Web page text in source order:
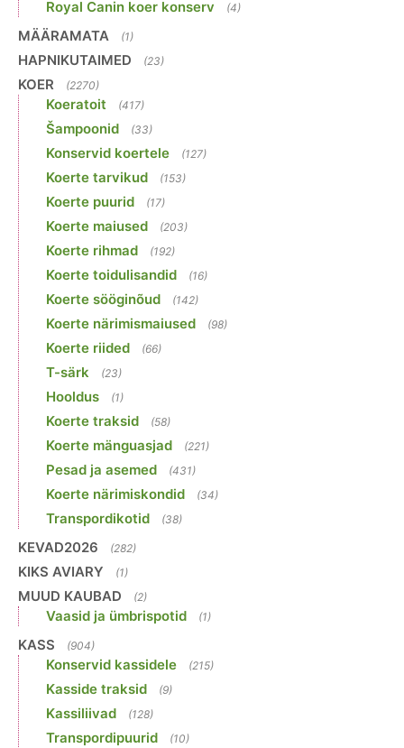
Royal Canin koer konserv (4)
MÄÄRAMATA (1)
HAPNIKUTAIMED (23)
KOER (2270)
Koeratoit (417)
Šampoonid (33)
Konservid koertele (127)
Koerte tarvikud (153)
Koerte puurid (17)
Koerte maiused (203)
Koerte rihmad (192)
Koerte toidulisandid (16)
Koerte sööginõud (142)
Koerte närimismaiused (98)
Koerte riided (66)
T-särk (23)
Hooldus (1)
Koerte traksid (58)
Koerte mänguasjad (221)
Pesad ja asemed (431)
Koerte närimiskondid (34)
Transpordikotid (38)
KEVAD2026 (282)
KIKS AVIARY (1)
MUUD KAUBAD (2)
Vaasid ja ümbrispotid (1)
KASS (904)
Konservid kassidele (215)
Kasside traksid (9)
Kassiliivad (128)
Transpordipuurid (10)